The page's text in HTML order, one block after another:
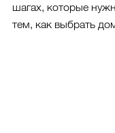
шагах, которые
тем, как выбрать